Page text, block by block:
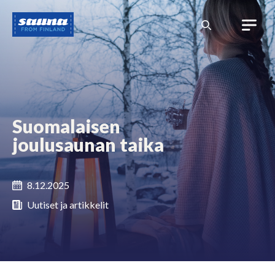
sisältöön
Sauna
from
Finland
Suomalaisen
joulusaunan taika
8.12.2025
Uutiset ja artikkelit